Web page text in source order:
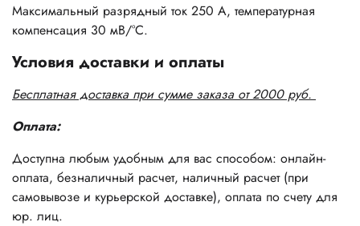
Максимальный разрядный ток 250 А, температурная
компенсация 30 мВ/°С.
Условия доставки и оплаты
Бесплатная доставка при сумме заказа от 2000 руб.
Оплата:
Доступна любым удобным для вас способом: онлайн-
оплата, безналичный расчет, наличный расчет (при
самовывозе и курьерской доставке), оплата по счету для
юр. лиц.